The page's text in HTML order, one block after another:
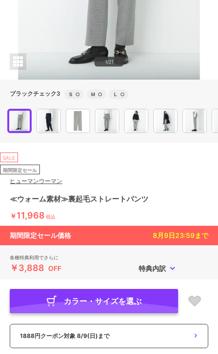
1/21
ブラックチェック3 Ｓ ○ Ｍ ○ Ｌ ○
SALE
期間限定セール
ヒューマンウーマン
≪ウォーム素材≫裏起毛ストレートパンツ
￥11,968 税込
期間限定セール価格 8月9日23:59まで
各種特典利用でさらに
￥3,888 OFF 特典内訳
カラー・サイズを選ぶ
1888円クーポン対象 8/9(日)まで